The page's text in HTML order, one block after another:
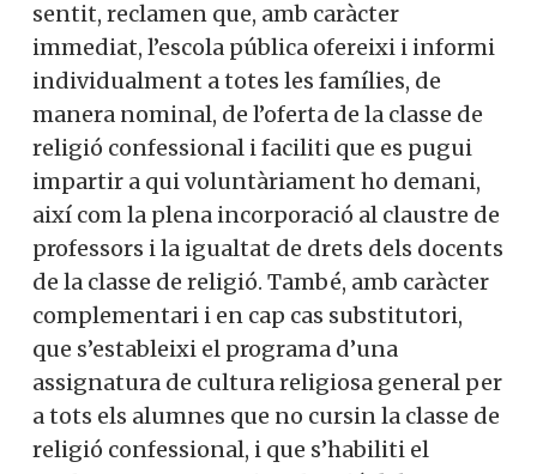
temàtica destacada perquè el Corrent
considera que ha sofert una discriminació
sistemàtica a l’escola pública. En aquest
sentit, reclamen que, amb caràcter
immediat, l’escola pública ofereixi i
informi individualment a totes les
famílies, de manera nominal, de l’oferta de
la classe de religió confessional i faciliti
que es pugui impartir a qui
voluntàriament ho demani, així com la
plena incorporació al claustre de
professors i la igualtat de drets dels
docents de la classe de religió. També,
amb caràcter complementari i en cap cas
Vols col·laborar a
Converses a Catalunya?
Et convidem a participar i